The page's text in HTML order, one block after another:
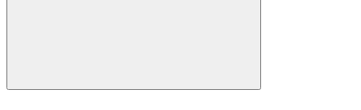
Compartilhar